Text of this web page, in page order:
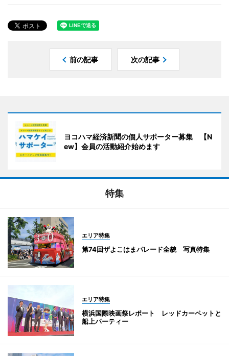
前の記事 次の記事
ヨコハマ経済新聞の個人サポーター募集 【N
ew】会員の活動紹介始めます
特集
エリア特集
第74回ザよこはまパレード全貌 写真特集
エリア特集
横浜国際映画祭レポート レッドカーペットと
船上パーティー